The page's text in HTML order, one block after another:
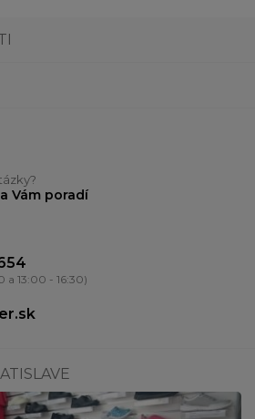
Vám poradí
a 13:00 - 16:30)